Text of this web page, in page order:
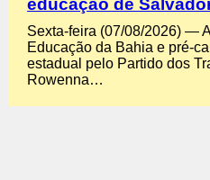
educação de
Sexta-feira (07/08/2026) —
Educação da Bahia e pré-
estadual pelo Partido dos
Rowenna…